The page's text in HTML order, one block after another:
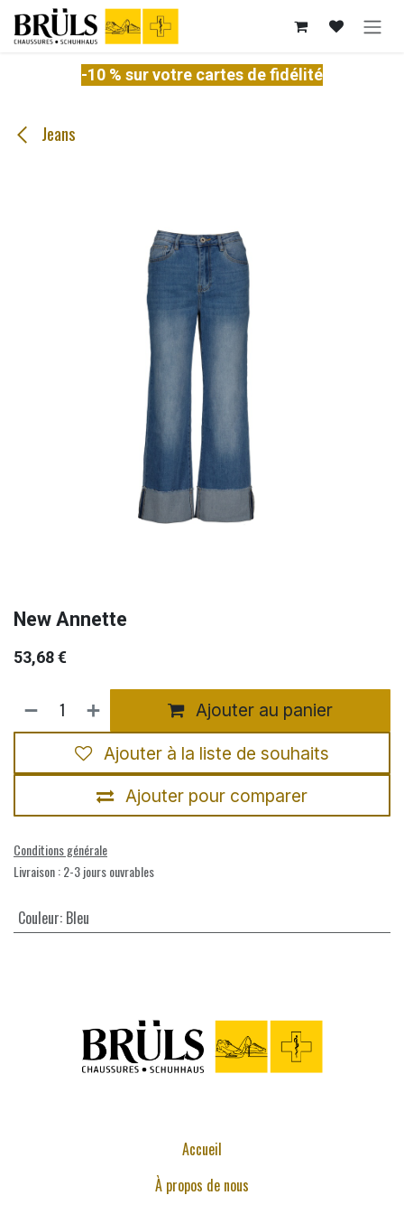
Se rendre au contenu
-10 % sur votre cartes de fidélité
Jeans
New Annette
53,68€
Ajouter au panier
Ajouter pour comparer
Ajouter à la liste de souhaits
Conditions générale
Livraison : 2-3 jours ouvrables
Couleur: Bleu
Accueil
À propos de nous